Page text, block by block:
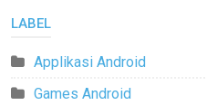
LABEL
Applikasi Android
Games Android